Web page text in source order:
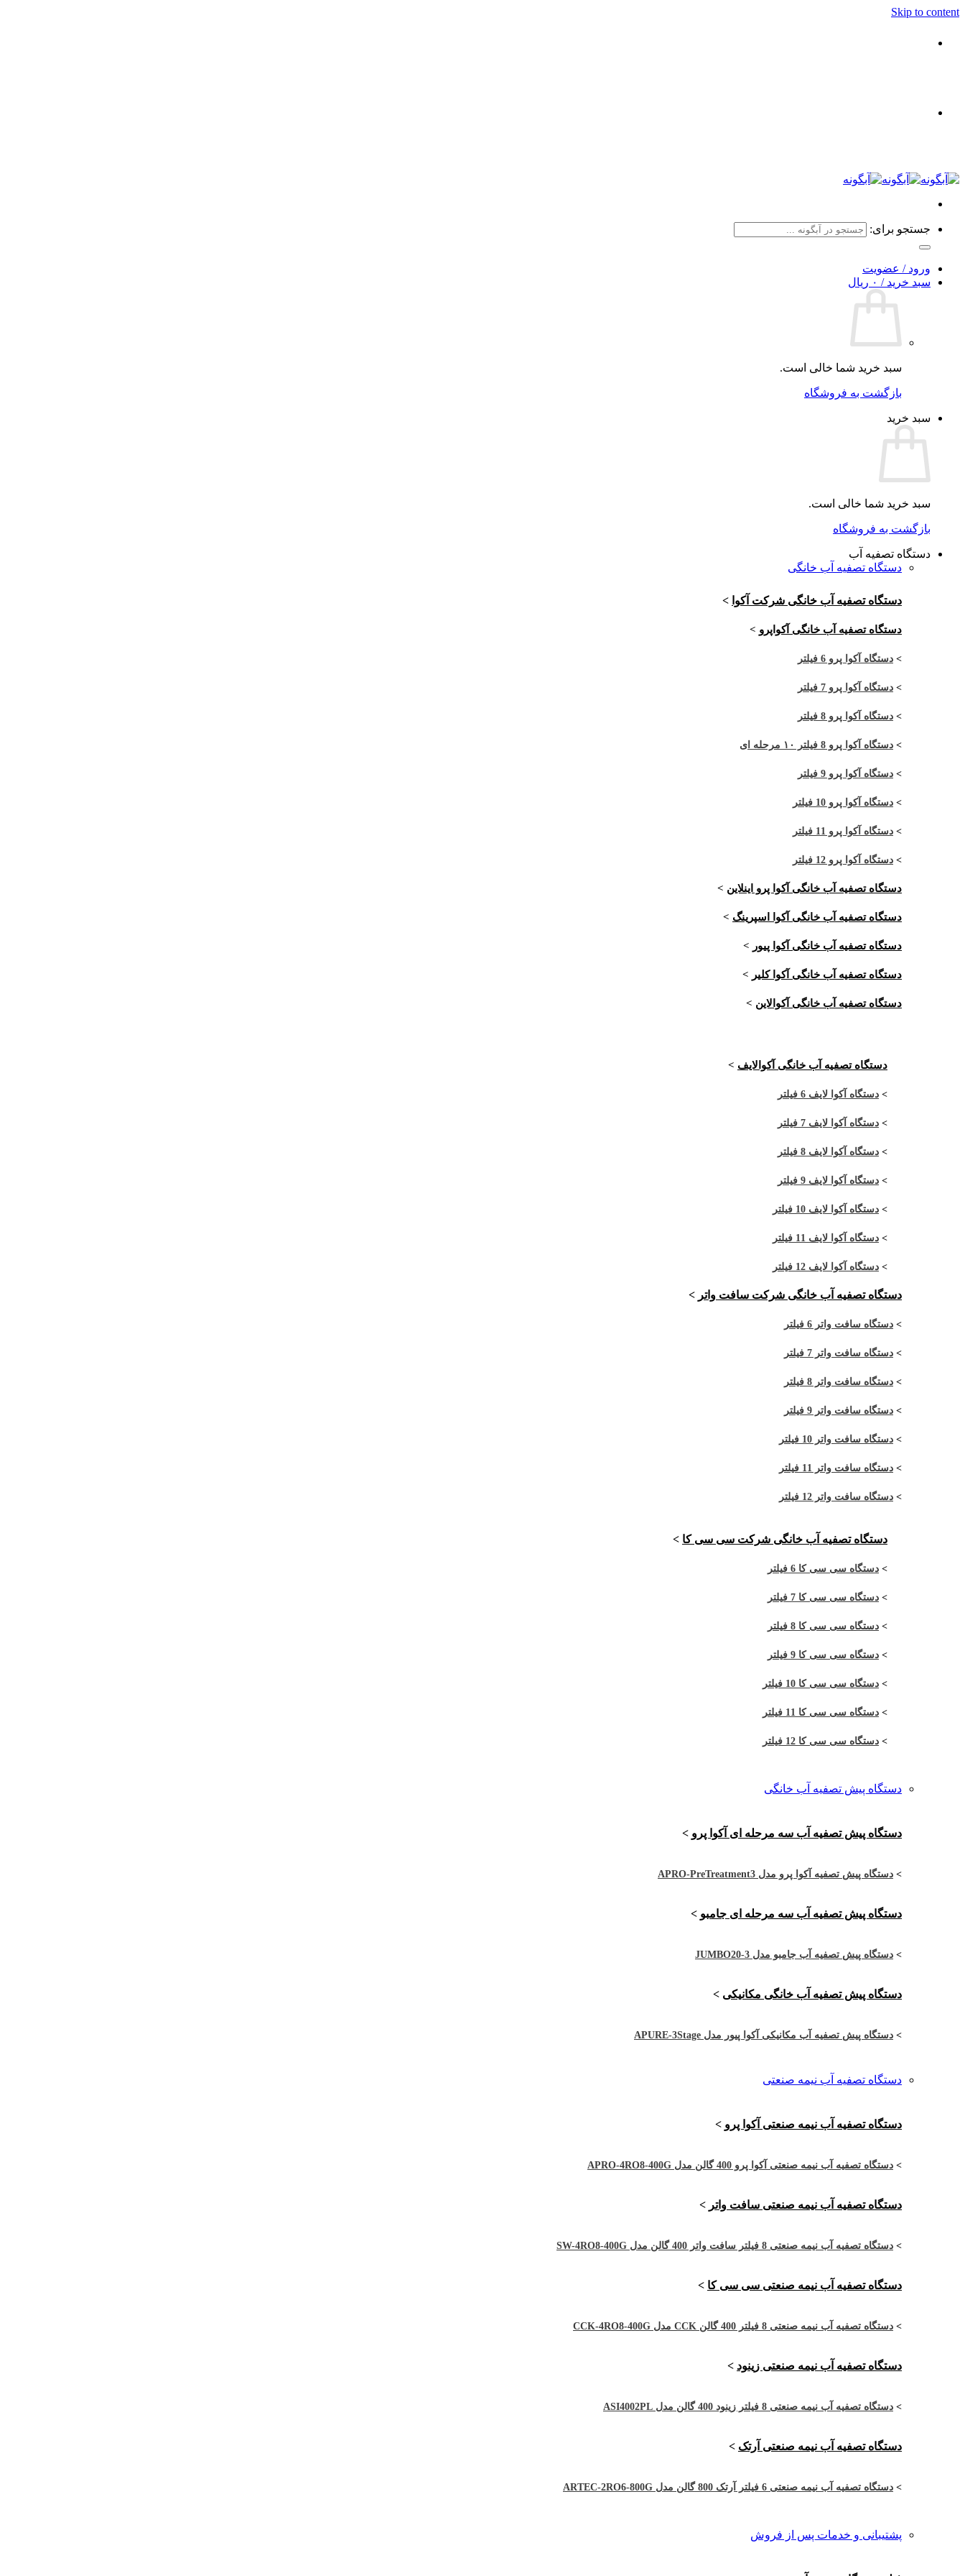
Skip to content
جستجو برای:
ورود / عضویت
سبد خرید / ۰ ریال
سبد خرید شما خالی است.
بازگشت به فروشگاه
سبد خرید
سبد خرید شما خالی است.
بازگشت به فروشگاه
دستگاه تصفیه آب
دستگاه تصفیه آب خانگی
دستگاه تصفیه آب خانگی شرکت آکوا >
دستگاه تصفیه آب خانگی آکواپرو >
> دستگاه آکوا پرو 6 فیلتر
> دستگاه آکوا پرو 7 فیلتر
> دستگاه آکوا پرو 8 فیلتر
> دستگاه آکوا پرو 8 فیلتر ۱۰ مرحله ای
> دستگاه آکوا پرو 9 فیلتر
> دستگاه آکوا پرو 10 فیلتر
> دستگاه آکوا پرو 11 فیلتر
> دستگاه آکوا پرو 12 فیلتر
دستگاه تصفیه آب خانگی آکوا پرو اینلاین >
دستگاه تصفیه آب خانگی آکوا اسپرینگ >
دستگاه تصفیه آب خانگی آکوا پیور >
دستگاه تصفیه آب خانگی آکوا کلیر >
دستگاه تصفیه آب خانگی آکوالاین >
دستگاه تصفیه آب خانگی آکوالایف >
> دستگاه آکوا لایف 6 فیلتر
> دستگاه آکوا لایف 7 فیلتر
> دستگاه آکوا لایف 8 فیلتر
> دستگاه آکوا لایف 9 فیلتر
> دستگاه آکوا لایف 10 فیلتر
> دستگاه آکوا لایف 11 فیلتر
> دستگاه آکوا لایف 12 فیلتر
دستگاه تصفیه آب خانگی شرکت سافت واتر >
> دستگاه سافت واتر 6 فیلتر
> دستگاه سافت واتر 7 فیلتر
> دستگاه سافت واتر 8 فیلتر
> دستگاه سافت واتر 9 فیلتر
> دستگاه سافت واتر 10 فیلتر
> دستگاه سافت واتر 11 فیلتر
> دستگاه سافت واتر 12 فیلتر
دستگاه تصفیه آب خانگی شرکت سی سی کا >
> دستگاه سی سی کا 6 فیلتر
> دستگاه سی سی کا 7 فیلتر
> دستگاه سی سی کا 8 فیلتر
> دستگاه سی سی کا 9 فیلتر
> دستگاه سی سی کا 10 فیلتر
> دستگاه سی سی کا 11 فیلتر
> دستگاه سی سی کا 12 فیلتر
دستگاه پیش تصفیه آب خانگی
دستگاه پیش تصفیه آب سه مرحله ای آکوا پرو >
> دستگاه پیش تصفیه آکوا پرو مدل APRO-PreTreatment3
دستگاه پیش تصفیه آب سه مرحله ای جامبو >
> دستگاه پیش تصفیه آب جامبو مدل JUMBO20-3
دستگاه پیش تصفیه آب خانگی مکانیکی >
> دستگاه پیش تصفیه آب مکانیکی آکوا پیور مدل APURE-3Stage
دستگاه تصفیه آب نیمه صنعتی
دستگاه تصفیه آب نیمه صنعتی آکوا پرو >
> دستگاه تصفیه آب نیمه صنعتی آکوا پرو 400 گالن مدل APRO-4RO8-400G
دستگاه تصفیه آب نیمه صنعتی سافت واتر >
> دستگاه تصفیه آب نیمه صنعتی 8 فیلتر سافت واتر 400 گالن مدل SW-4RO8-400G
دستگاه تصفیه آب نیمه صنعتی سی سی کا >
> دستگاه تصفیه آب نیمه صنعتی 8 فیلتر 400 گالن CCK مدل CCK-4RO8-400G
دستگاه تصفیه آب نیمه صنعتی زینود >
> دستگاه تصفیه آب نیمه صنعتی 8 فیلتر زینود 400 گالن مدل ASI4002PL
دستگاه تصفیه آب نیمه صنعتی آرتک >
> دستگاه تصفیه آب نیمه صنعتی 6 فیلتر آرتک 800 گالن مدل ARTEC-2RO6-800G
پشتیبانی و خدمات پس از فروش